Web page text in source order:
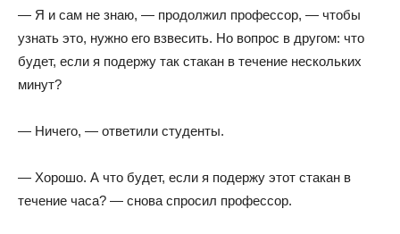
— Я и сам не знаю, — продолжил профессор, — чтобы
узнать это, нужно его взвесить. Но вопрос в другом: что
будет, если я подержу так стакан в течение нескольких
минут?
— Ничего, — ответили студенты.
— Хорошо. А что будет, если я подержу этот стакан в
течение часа? — снова спросил профессор.